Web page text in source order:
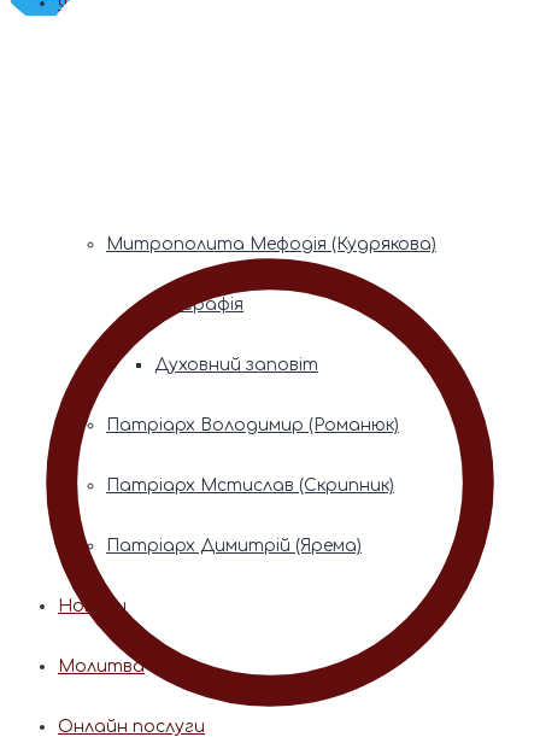
Митрополита Мефодія (Кудрякова)
Біографія
Духовний заповіт
Патріарх Володимир (Романюк)
Патріарх Мстислав (Скрипник)
Патріарх Димитрій (Ярема)
Новини
Молитва
Онлайн послуги